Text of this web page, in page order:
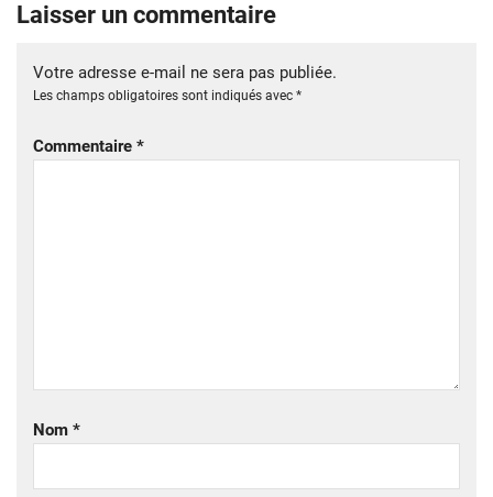
Laisser un commentaire
Votre adresse e-mail ne sera pas publiée.
Les champs obligatoires sont indiqués avec *
Commentaire *
Nom *